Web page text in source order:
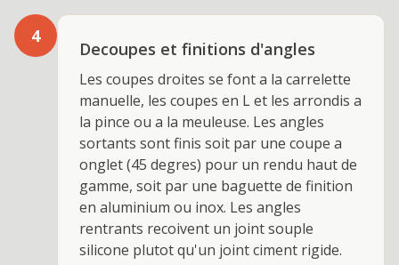
4
Decoupes et finitions d'angles
Les coupes droites se font a la carrelette
manuelle, les coupes en L et les arrondis a
la pince ou a la meuleuse. Les angles
sortants sont finis soit par une coupe a
onglet (45 degres) pour un rendu haut de
gamme, soit par une baguette de finition
en aluminium ou inox. Les angles
rentrants recoivent un joint souple
silicone plutot qu'un joint ciment rigide.